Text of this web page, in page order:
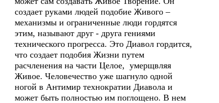
создает руками людей подобие Живого –
механизмы и ограниченные люди гордятся
этим, называют друг - друга гениями
технического прогресса. Это Диавол гордится,
что создает подобия Жизни путем
расчленения на части Целое, умерщвляя
Живое. Человечество уже шагнуло одной
ногой в Антимир технократии Диавола и
может быть полностью им поглощено. В нем